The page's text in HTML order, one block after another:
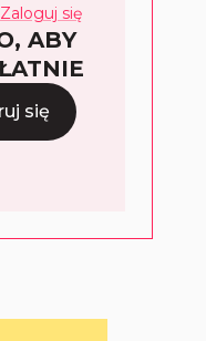
Zaloguj się
ABY
się